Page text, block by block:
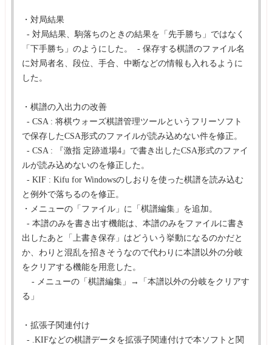
・対局結果
- 対局結果、駒落ちのときの結果を「先手勝ち」ではなく
「下手勝ち」のようにした。 - 保存する棋譜のファイル名
に対局者名、段位、手合、中断などの情報も入れるように
した。
・棋譜の入出力の改善
- CSA : 将棋ウォーズ棋譜管理ツールというフリーソフト
で保存したCSA形式のファイルが読み込めない件を修正。
- CSA : 『激指 定跡道場4』で書き出したCSA形式のファイ
ルが読み込めないのを修正した。
- KIF : Kifu for Windowsのしおりを使った棋譜を読み込む
と例外で落ちるのを修正。
・メニューの「ファイル」に「棋譜編集」を追加。
- 本譜のみを書き出す機能は、本譜のみをファイルに書き
出したあと「上書き保存」はどういう挙動になるのかだと
か、わりと混乱を招きそうなので代わりに本譜以外の分岐
をクリアする機能を用意した。
- メニューの「棋譜編集」→「本譜以外の分岐をクリアす
る」
・拡張子関連付け
- .KIFなどの棋譜データを拡張子関連付けで本ソフトと関